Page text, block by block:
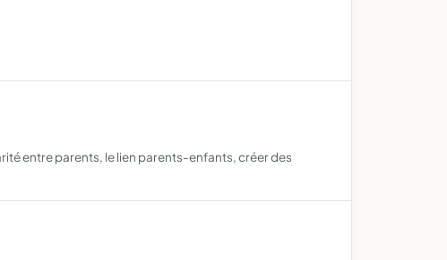
entre parents, le lien parents-enfants, créer des